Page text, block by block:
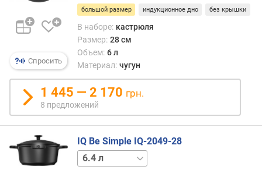
Спросить
большой размер индукционное дно без крышки
В наборе: кастрюля
Размер: 28 см
Объем: 6 л
Материал: чугун
1 445 — 2 170 грн.
8 предложений
IQ Be Simple IQ-2049-28
1.7 л 2.4 л